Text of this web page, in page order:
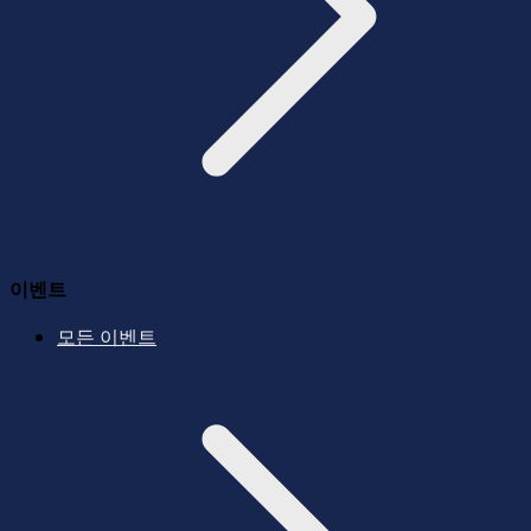
이벤트
모든 이벤트